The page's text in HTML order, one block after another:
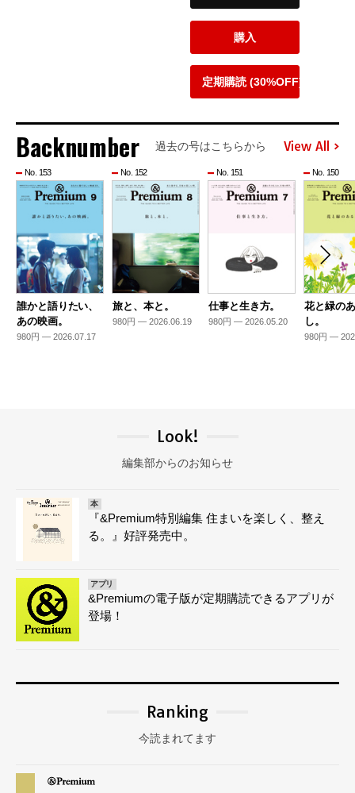
購入
定期購読 (30%OFF)
Backnumber 過去の号はこちらから View All
No. 153
誰かと語りたい、
あの映画。
980円 — 2026.07.17
No. 152
旅と、本と。
980円 — 2026.06.19
No. 151
仕事と生き方。
980円 — 2026.05.20
No. 150
花と緑の
し。
980円 —
Look!
編集部からのお知らせ
本
『&Premium特別編集 住まいを楽しく、整え
る。』好評発売中。
アプリ
&Premiumの電子版が定期購読できるアプリが
登場！
Ranking
今読まれてます